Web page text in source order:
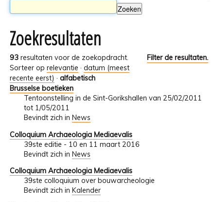
Zoekresultaten
93 resultaten voor de zoekopdracht.
Filter de resultaten.
Sorteer op relevantie · datum (meest
recente eerst) · alfabetisch
Brusselse boetieken
Tentoonstelling in de Sint-Gorikshallen van 25/02/2011
tot 1/05/2011
Bevindt zich in News
Colloquium Archaeologia Mediaevalis
39ste editie - 10 en 11 maart 2016
Bevindt zich in News
Colloquium Archaeologia Mediaevalis
39ste colloquium over bouwarcheologie
Bevindt zich in Kalender